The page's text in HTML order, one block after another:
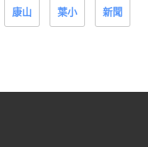
康山 葉小 新聞